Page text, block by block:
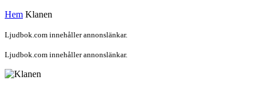
Hem Klanen
Ljudbok.com innehåller annonslänkar.
Ljudbok.com innehåller annonslänkar.